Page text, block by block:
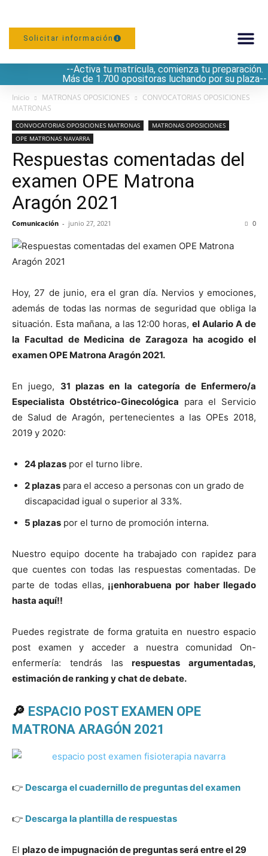
Solicitar información
--Activa tu matrícula, comienza tu preparación.
Más de 1.700 opositoras luchando por su plaza--
Inicio MATRONAS OPOSICIONES
CONVOCATORIAS OPOSICIONES
MATRONAS
CONVOCATORIAS OPOSICIONES MATRONAS
MATRONAS OPOSICIONES
OPE MATRONAS NAVARRA
Respuestas comentadas del
examen OPE Matrona
Aragón 2021
Comunicación - junio 27, 2021 0
Hoy, 27 de junio, era el gran día. Nervios y emociones,
además de todas las normas de seguridad que obliga la
situación. Esta mañana, a las 12:00 horas,el Aulario A de
la Facultad de Medicina de Zaragoza ha acogido el
examen OPE Matrona Aragón 2021.
En juego, 31 plazas en la categoría de Enfermero/a
Especialista Obstétrico-Ginecológica para el Servicio
de Salud de Aragón, pertenecientes a las OPEs 2018,
2019 y 2020:
24 plazas por el turno libre.
2 plazas para el acceso a personas con un grado de
discapacidad igual o superior al 33%.
5 plazas por el turno de promoción interna.
Nuestro equipo docente ha trabajado con rapidez para
que cuentes con todas las respuestas comentadas. De
parte de todas ellas, ¡¡enhorabuena por haber llegado
hasta aquí!!
Puedes registrate de forma gratuita en nuestro espacio
post examen y acceder a nuestra comunidad On-
enfermería: tendrás lasrespuestas argumentadas,
estimación de ranking y chat de debate.
🔎 ESPACIO POST EXAMEN OPE
MATRONA ARAGÓN 2021
👉 Descarga el cuadernillo de preguntas del examen
👉 Descarga la plantilla de respuestas
El plazo de impugnación de preguntas será entre el 29